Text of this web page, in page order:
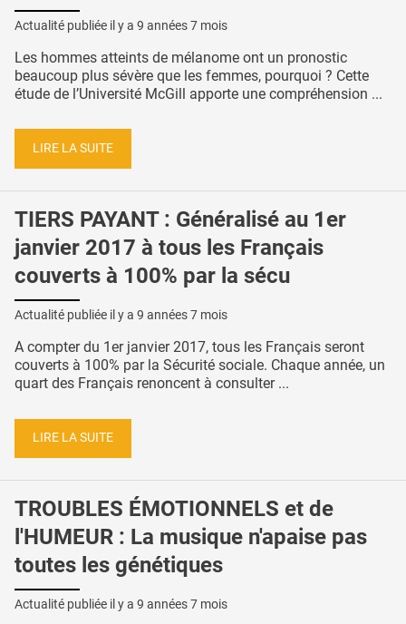
Actualité publiée il y a 9 années 7 mois
Les hommes atteints de mélanome ont un pronostic
beaucoup plus sévère que les femmes, pourquoi ? Cette
étude de l’Université McGill apporte une compréhension ...
LIRE LA SUITE
TIERS PAYANT : Généralisé au 1er
janvier 2017 à tous les Français
couverts à 100% par la sécu
Actualité publiée il y a 9 années 7 mois
A compter du 1er janvier 2017, tous les Français seront
couverts à 100% par la Sécurité sociale. Chaque année, un
quart des Français renoncent à consulter ...
LIRE LA SUITE
TROUBLES ÉMOTIONNELS et de
l'HUMEUR : La musique n'apaise pas
toutes les génétiques
Actualité publiée il y a 9 années 7 mois